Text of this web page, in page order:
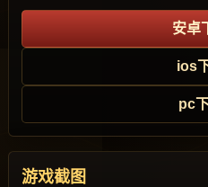
安卓
ios
pc
游戏截图